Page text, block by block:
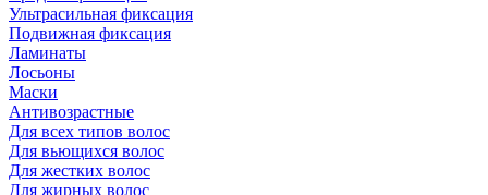
Ультрасильная фиксация
Подвижная фиксация
Ламинаты
Лосьоны
Маски
Антивозрастные
Для всех типов волос
Для вьющихся волос
Для жестких волос
Для жирных волос